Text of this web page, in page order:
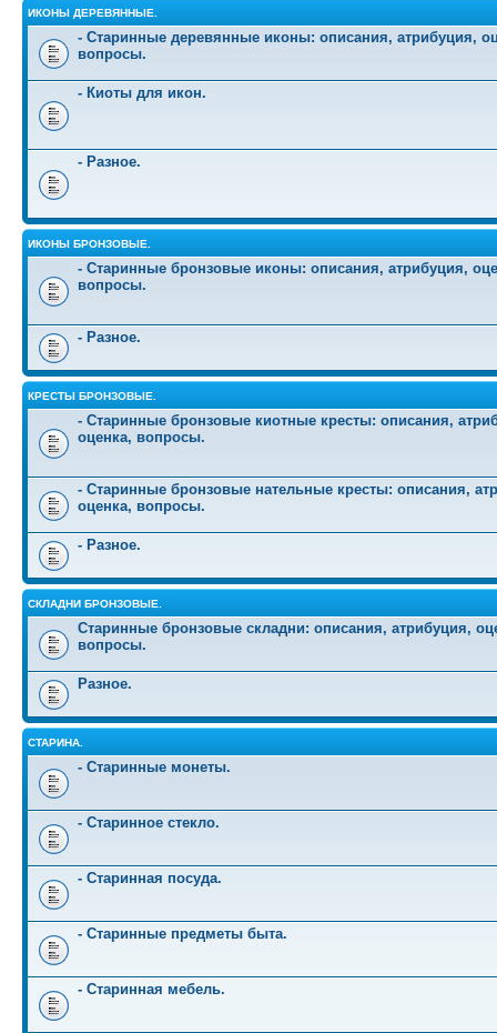
ИКОНЫ ДЕРЕВЯННЫЕ.
- Старинные деревянные иконы: описания, атрибуция,
вопросы.
- Киоты для икон.
- Разное.
ИКОНЫ БРОНЗОВЫЕ.
- Старинные бронзовые иконы: описания, атрибуция,
вопросы.
- Разное.
КРЕСТЫ БРОНЗОВЫЕ.
- Старинные бронзовые киотные кресты: описания,
оценка, вопросы.
- Старинные бронзовые нательные кресты: описания,
оценка, вопросы.
- Разное.
СКЛАДНИ БРОНЗОВЫЕ.
Старинные бронзовые складни: описания, атрибуция,
вопросы.
Разное.
СТАРИНА.
- Старинные монеты.
- Старинное стекло.
- Старинная посуда.
- Старинные предметы быта.
- Старинная мебель.